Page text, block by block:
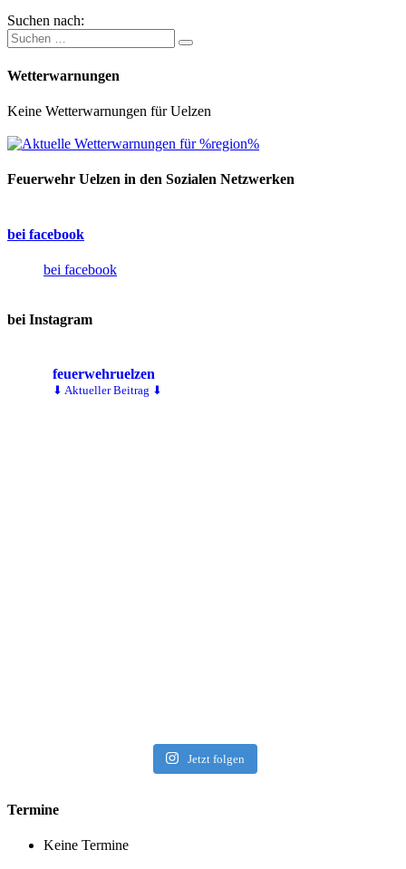
Suchen nach:
Wetterwarnungen
Keine Wetterwarnungen für Uelzen
Feuerwehr Uelzen in den Sozialen Netzwerken
bei facebook
bei facebook
bei Instagram
feuerwehruelzen
⬇ Aktueller Beitrag ⬇
Jetzt folgen
Termine
Keine Termine